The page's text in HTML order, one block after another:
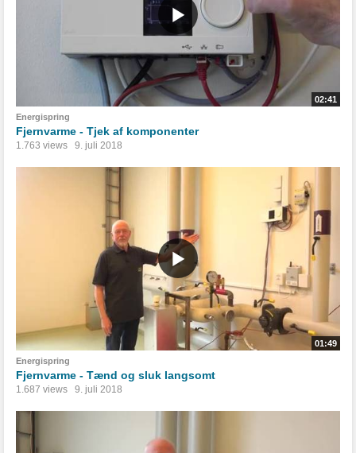
02:41
Energispring
Fjernvarme - Tjek af komponenter
1.763 views 9. juli 2018
01:49
Energispring
Fjernvarme - Tænd og sluk langsomt
1.687 views 9. juli 2018